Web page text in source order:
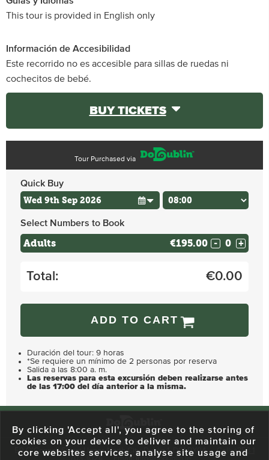
This tour is provided in English only
Información de Accesibilidad
Este recorrido no es accesible para sillas de ruedas ni
cochecitos de bebé.
BUY TICKETS
Tour Purchased via
Quick Buy
Select Numbers to Book
Adults €195.00 - +
Total: €0.00
ADD TO CART
Duración del tour: 9 horas
*Se requiere un mínimo de 2 personas por reserva
Salida a las 8:00 a. m.
Las reservas para esta excursión deben realizarse antes
de las 17:00 del día anterior a la misma.
59 O'Connell Street Upper, North City, Dublin 1, D01 RX04 Call:+353 1
By clicking 'Accept all', you agree to the storing of
cookies on your device to deliver and maintain our
core websites services, analyse site usage and